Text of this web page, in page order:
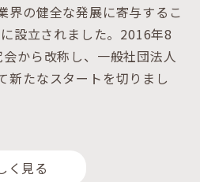
界の健全な発展に寄与するこ
設立されました。2016年8
から改称し、一般社団法人
新たなスタートを切りまし
く見る